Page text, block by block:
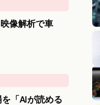
像解析で車
「AIが読める